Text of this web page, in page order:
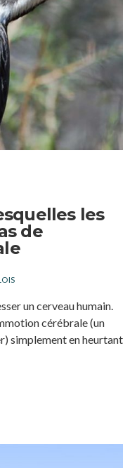
les
de
un cerveau humain.
cérébrale (un
simplement en heurtant